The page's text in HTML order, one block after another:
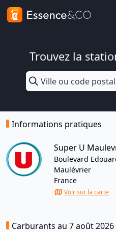
Trouvez la
Informations pratiques
Super U
Boulevard
Maulévrier
France
Voir sur la carte
Carburants au 7 août 2026